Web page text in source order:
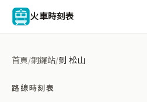
火車時刻表
首頁/銅鑼站/到 松山
路線時刻表